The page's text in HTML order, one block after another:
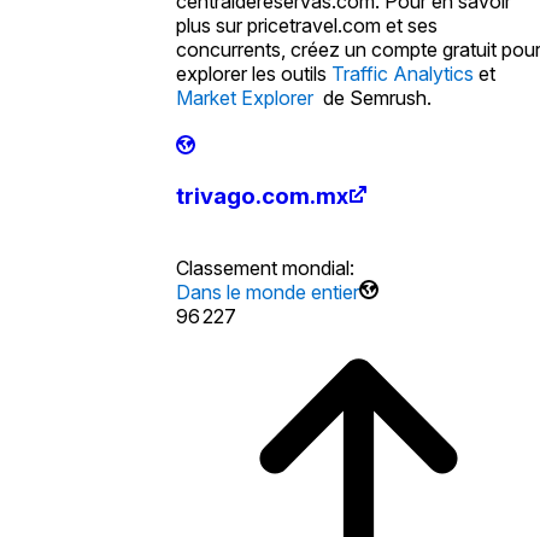
plus sur pricetravel.com et ses
concurrents, créez un compte gratuit pour
explorer les outils Traffic Analytics et
Market Explorerde Semrush.
trivago.com.mx
Classement mondial:
Dans le monde entier
96 227